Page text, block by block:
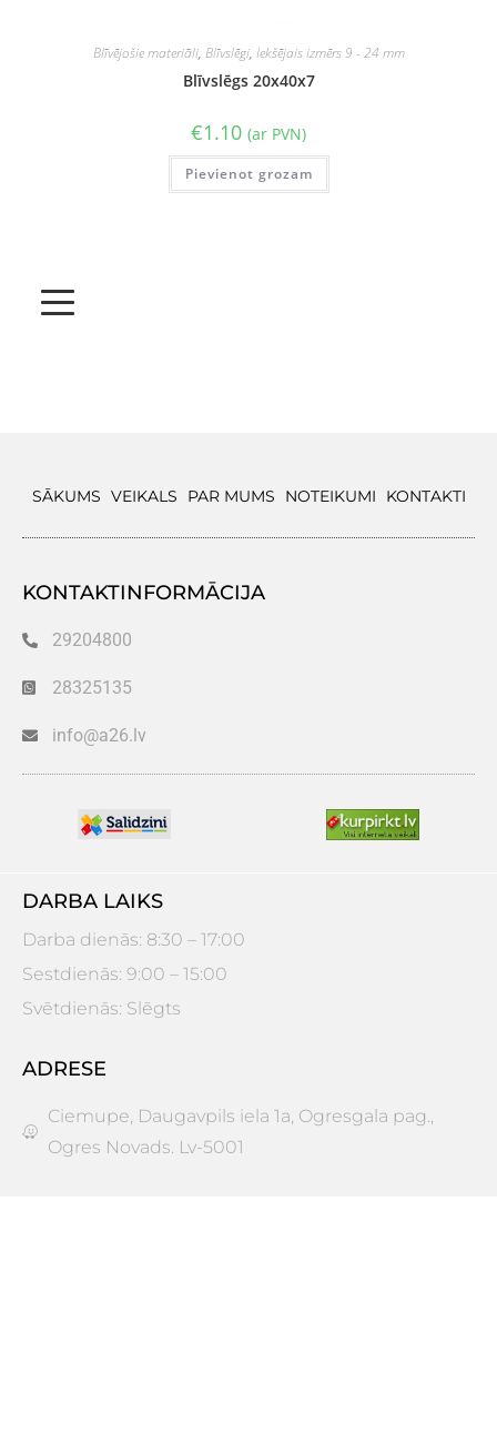
Blīvējošie materiāli, Blīvslēgi, Iekšējais izmērs 9 - 24 mm
Blīvslēgs 20x40x7
€1.10 (ar PVN)
Pievienot grozam
SĀKUMS VEIKALS PAR MUMS NOTEIKUMI KONTAKTI
KONTAKTINFORMĀCIJA
29204800
28325135
info@a26.lv
DARBA LAIKS
Darba dienās: 8:30 – 17:00
Sestdienās: 9:00 – 15:00
Svētdienās: Slēgts
ADRESE
Ciemupe, Daugavpils iela 1a, Ogresgala pag.,
Ogres Novads. Lv-5001